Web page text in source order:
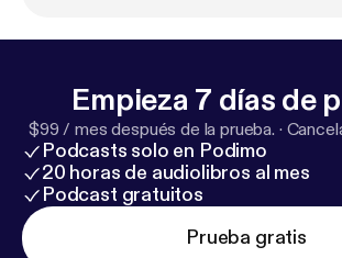
Empieza 7 días de
$99 / mes después de la prueba. ·
Podcasts solo en Podimo
20 horas de audiolibros al mes
Podcast gratuitos
Prueba gratis